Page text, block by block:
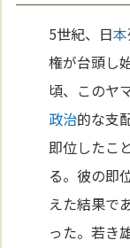
5世紀、日本
権が台頭し
頃、このヤ
政治的な支
即位したこ
る。彼の即
えた結果で
った。若き